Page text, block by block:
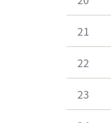
21
22
23